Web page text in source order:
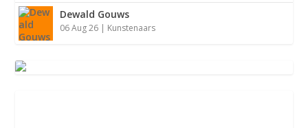
Dewald Gouws
06 Aug 26 | Kunstenaars